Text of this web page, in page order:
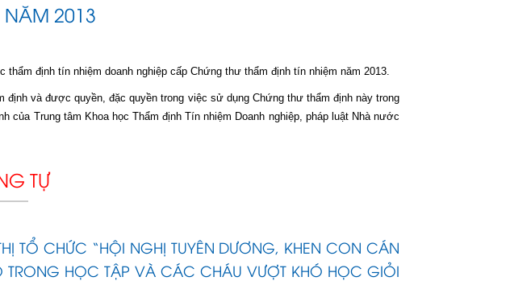
NĂM 2013
định tín nhiệm doanh nghiệp cấp Chứng thư thẩm định tín nhiệm năm 2013.
và được quyền, đặc quyền trong việc sử dụng Chứng thư thẩm định này trong
Trung tâm Khoa học Thẩm định Tín nhiệm Doanh nghiệp, pháp luật Nhà nước
TỰ
TỔ CHỨC “HỘI NGHỊ TUYÊN DƯƠNG, KHEN CON CÁN
HỌC TẬP VÀ CÁC CHÁU VƯỢT KHÓ HỌC GIỎI